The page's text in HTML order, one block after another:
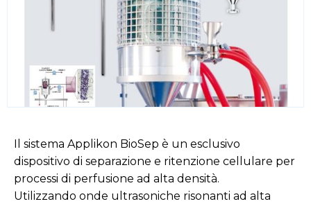
Il sistema Applikon BioSep è un esclusivo
dispositivo di separazione e ritenzione cellulare per
processi di perfusione ad alta densità.
Utilizzando onde ultrasoniche risonanti ad alta